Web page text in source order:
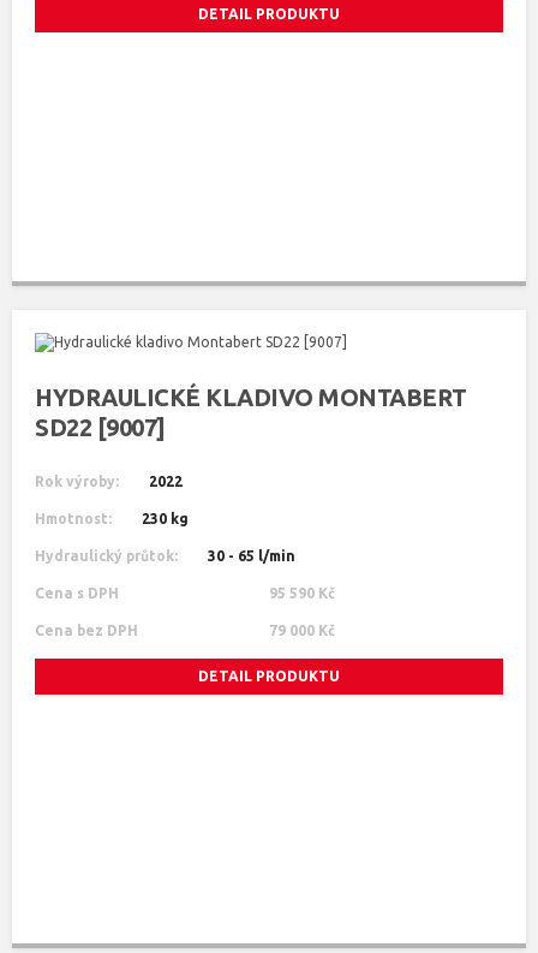
DETAIL PRODUKTU
HYDRAULICKÉ KLADIVO MONTABERT
SD22 [9007]
Rok výroby: 2022
Hmotnost: 230 kg
Hydraulický průtok: 30 - 65 l/min
Cena s DPH 95 590 Kč
Cena bez DPH 79 000 Kč
DETAIL PRODUKTU